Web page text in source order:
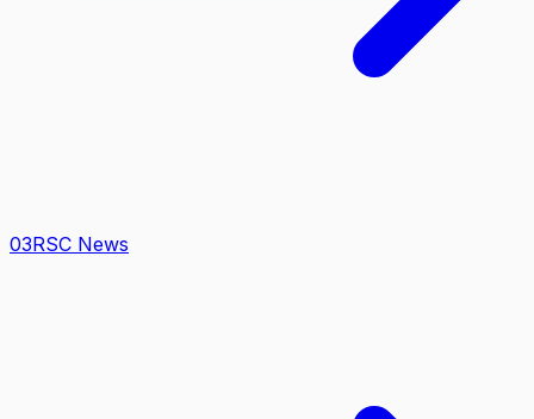
03RSC News